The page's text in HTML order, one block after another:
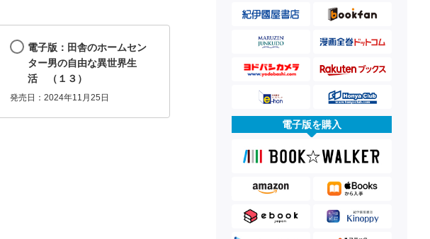
電子版：田舎のホームセン
ター男の自由な異世界生
活 （１３）
発売日：2024年11月25日
電子版を購入